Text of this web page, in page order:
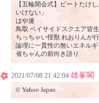
【五輪開会式】ビートたけ
いけない」
はや速
鳥取 ベイサイドスクエア皆
ちっちゃい怪獣 れおりんが
論理に一貫性の無いエネル
省ちゃんの前向き語り
2021/07/08 21:42:04 雄峯閣
© Yahoo Japan